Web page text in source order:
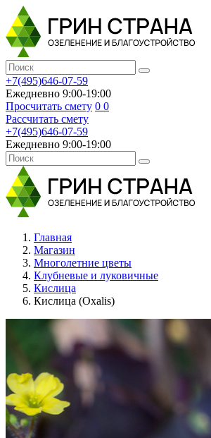
+7(495)646-07-59
Ежедневно 9:00-19:00
Просчитать смету 0 0
Рассчитать смету
+7(495)646-07-59
Ежедневно 9:00-19:00
Главная
Магазин
Многолетние цветы
Клубневые и луковичные
Кислица
Кислица (Oxalis)